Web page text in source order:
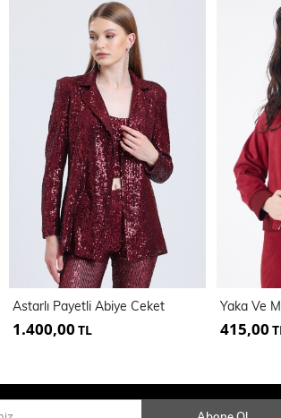
Astarlı Payetli Abiye Ceket
1.400,00 TL 415,00